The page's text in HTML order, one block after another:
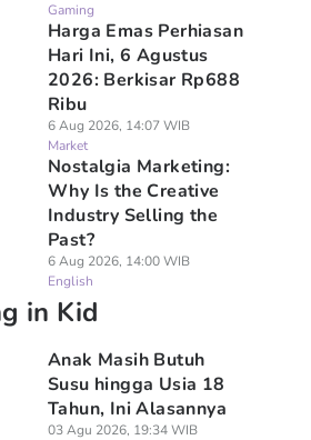
Gaming
Harga Emas Perhiasan
Hari Ini, 6 Agustus
2026: Berkisar Rp688
Ribu
6 Aug 2026, 14:07 WIB
Market
Nostalgia Marketing:
Why Is the Creative
Industry Selling the
Past?
6 Aug 2026, 14:00 WIB
English
in Kid
Anak Masih Butuh
Susu hingga Usia 18
Tahun, Ini Alasannya
03 Agu 2026, 19:34 WIB